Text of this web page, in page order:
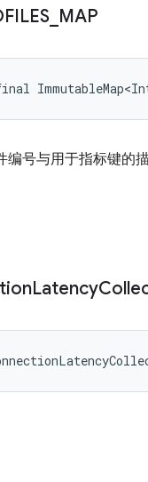
MAP
号与用于指标键的
Latency